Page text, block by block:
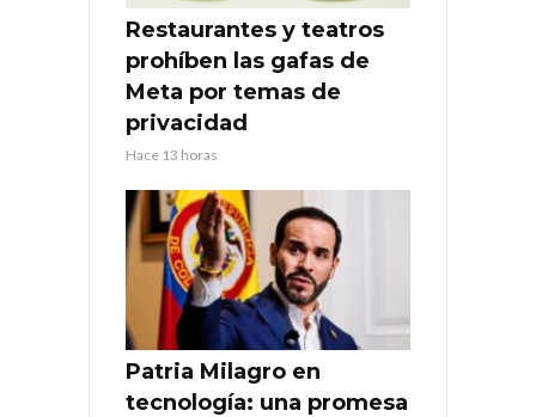
Restaurantes y teatros
prohíben las gafas de
Meta por temas de
privacidad
Hace 13 horas
Patria Milagro en
tecnología: una promesa